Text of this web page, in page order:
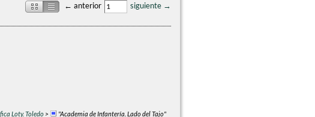
← anterior siguiente →
Loty. Toledo> "Academia de Infantería. Lado del Tajo"